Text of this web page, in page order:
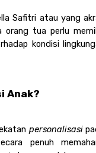
Safitri atau yang
orang tua perlu
kondisi
Anak?
personalisasi
penuh